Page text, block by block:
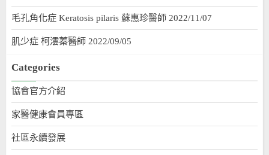
毛孔角化症 Keratosis pilaris 蘇惠珍醫師 2022/11/07
肌少症 柯澐蓁醫師 2022/09/05
Categories
協會官方介紹
家醫健康會員專區
社區永續發展